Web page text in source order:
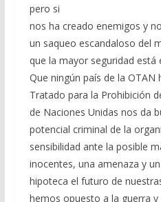
pero si
nos ha creado enemigos y
un saqueo escandaloso del
que la mayor seguridad está
Que ningún país de la OTAN
Tratado para la Prohibición
de Naciones Unidas nos da
potencial criminal de la
sensibilidad ante la posible
inocentes, una amenaza y
hipoteca el futuro de
hemos opuesto a la guerra